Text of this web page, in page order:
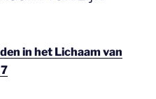
in het Lichaam van